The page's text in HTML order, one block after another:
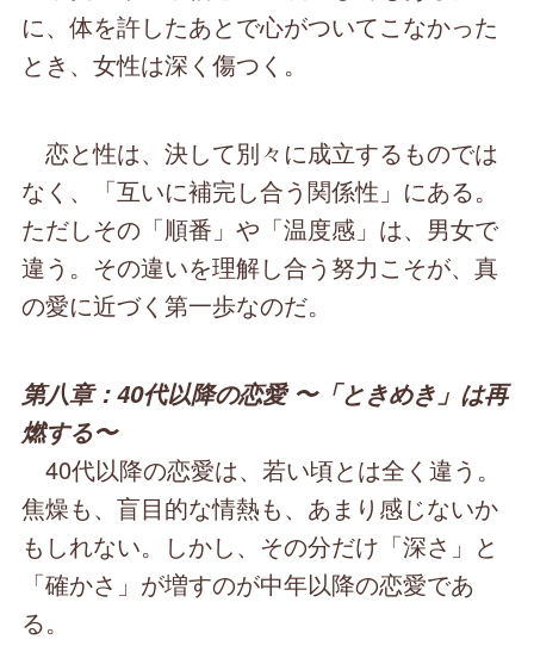
に、体を許したあとで心がついてこなかった
とき、女性は深く傷つく。
恋と性は、決して別々に成立するものでは
なく、「互いに補完し合う関係性」にある。
ただしその「順番」や「温度感」は、男女で
違う。その違いを理解し合う努力こそが、真
の愛に近づく第一歩なのだ。
第八章：40代以降の恋愛 〜「ときめき」は再
燃する〜
40代以降の恋愛は、若い頃とは全く違う。
焦燥も、盲目的な情熱も、あまり感じないか
もしれない。しかし、その分だけ「深さ」と
「確かさ」が増すのが中年以降の恋愛であ
る。